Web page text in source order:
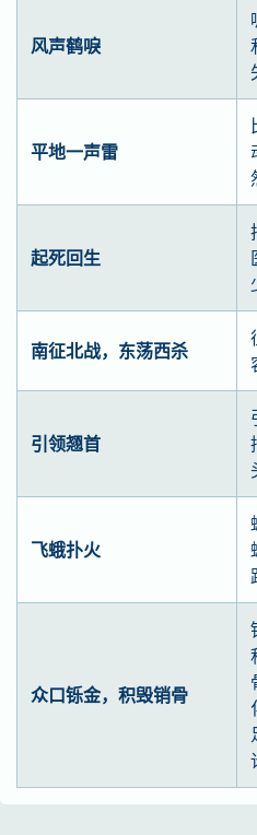
风声鹤唳
平地一声雷
起死回生
南征北战，东荡西杀
引领翘首
飞蛾扑火
众口铄金，积毁销骨